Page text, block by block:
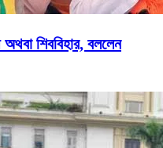
অথবা শিববিহার, বললেন